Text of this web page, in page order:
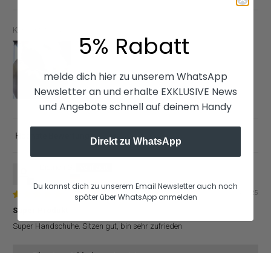
Kundenfotos & -videos
Sort by
07/14/2025
Super Produkt
Super Handschuhe. Sitzen gut, bin sehr zufrieden
5% Rabatt
melde dich hier zu unserem WhatsApp
Newsletter an und erhalte EXKLUSIVE News
und Angebote schnell auf deinem Handy
Direkt zu WhatsApp
Du kannst dich zu unserem Email Newsletter auch noch
später über WhatsApp anmelden